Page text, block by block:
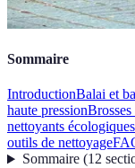
Sommaire
IntroductionBalai et
haute pression
nettoyants écologiques
outils de nettoyage
Sommaire(12